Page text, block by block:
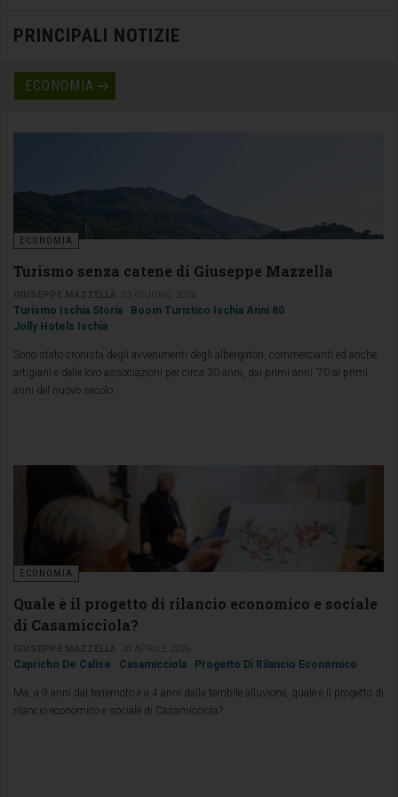
PRINCIPALI NOTIZIE
ECONOMIA
ECONOMIA
Turismo senza catene di Giuseppe Mazzella
Turismo Ischia Storia
Boom Turistico Ischia Anni 80
Jolly Hotels Ischia
Sono stato cronista degli avvenimenti degli albergatori, commercianti ed anche
artigiani e delle loro associazioni per circa 30 anni, dai primi anni ’70 ai primi
anni del nuovo secolo.
ECONOMIA
Quale è il progetto di rilancio economico e sociale
di Casamicciola?
Capricho De Calise Casamicciola Progetto Di Rilancio Economico
Ma, a 9 anni dal terremoto e a 4 anni dalla terribile alluvione, quale è il progetto di
rilancio economico e sociale di Casamicciola?